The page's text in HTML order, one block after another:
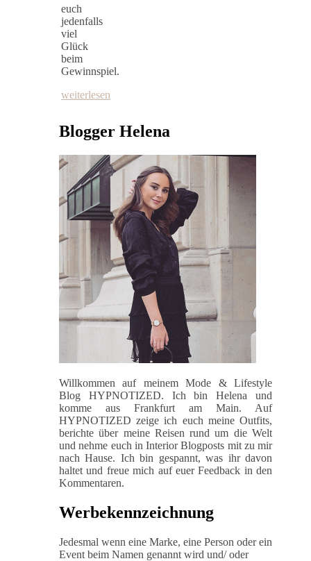
euch
jedenfalls
viel
Glück
beim
Gewinnspiel.
weiterlesen
Blogger Helena
Willkommen auf meinem Mode & Lifestyle
Blog HYPNOTIZED. Ich bin Helena und
komme aus Frankfurt am Main. Auf
HYPNOTIZED zeige ich euch meine Outfits,
berichte über meine Reisen rund um die Welt
und nehme euch in Interior Blogposts mit zu mir
nach Hause. Ich bin gespannt, was ihr davon
haltet und freue mich auf euer Feedback in den
Kommentaren.
Werbekennzeichnung
Jedesmal wenn eine Marke, eine Person oder ein
Event beim Namen genannt wird und/ oder